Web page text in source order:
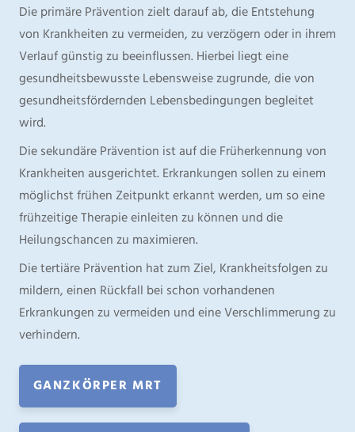
Die primäre Prävention zielt darauf ab, die Entstehung
von Krankheiten zu vermeiden, zu verzögern oder in ihrem
Verlauf günstig zu beeinflussen. Hierbei liegt eine
gesundheitsbewusste Lebensweise zugrunde, die von
gesundheitsfördernden Lebensbedingungen begleitet
wird.
Die sekundäre Prävention ist auf die Früherkennung von
Krankheiten ausgerichtet. Erkrankungen sollen zu einem
möglichst frühen Zeitpunkt erkannt werden, um so eine
frühzeitige Therapie einleiten zu können und die
Heilungschancen zu maximieren.
Die tertiäre Prävention hat zum Ziel, Krankheitsfolgen zu
mildern, einen Rückfall bei schon vorhandenen
Erkrankungen zu vermeiden und eine Verschlimmerung zu
verhindern.
GANZKÖRPER MRT